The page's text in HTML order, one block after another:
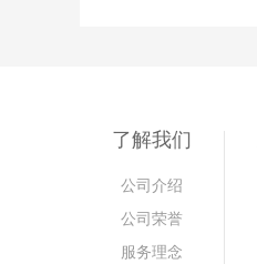
了解我们
公司介绍
公司荣誉
服务理念